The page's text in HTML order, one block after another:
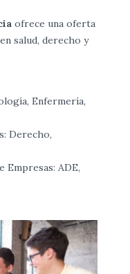
ofrece una oferta
salud, derecho y
Enfermería,
Derecho,
Empresas: ADE,